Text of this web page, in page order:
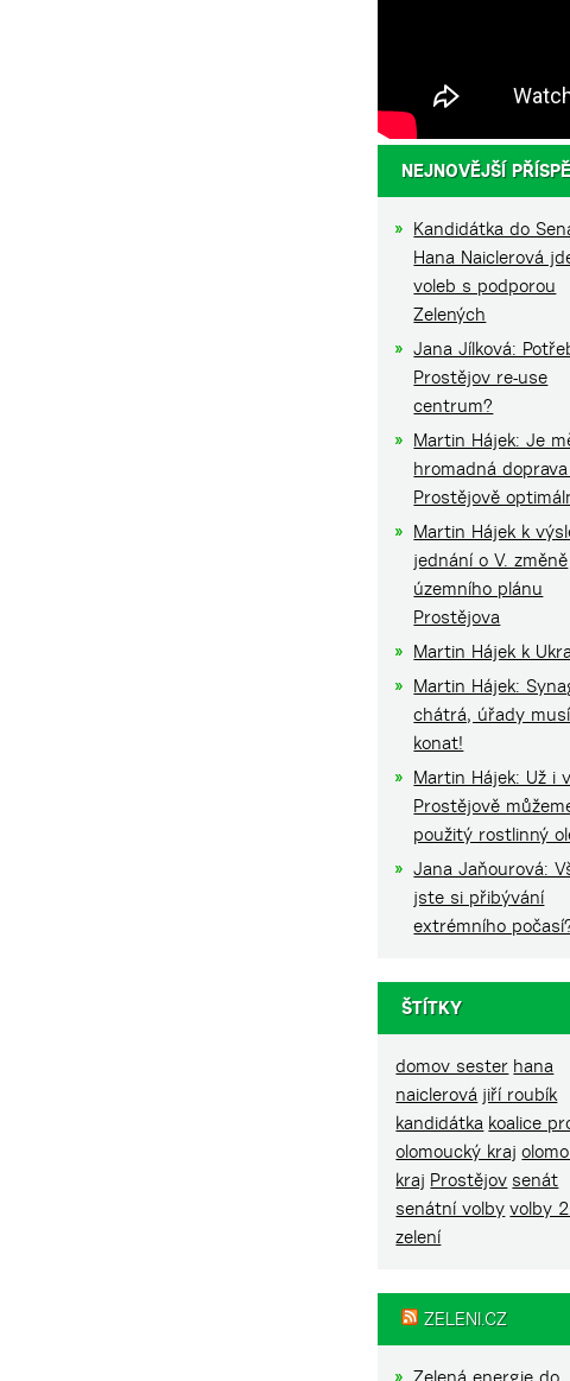
NEJNOVĚJŠÍ
Kandidátka do
Hana Naiclerová
voleb s podporou
Zelených
Jana Jílková:
Prostějov re-use
centrum?
Martin Hájek: Je
hromadná
Prostějově
Martin Hájek k
jednání o V. změně
územního plánu
Prostějova
Martin Hájek k
Martin Hájek:
chátrá, úřady musí
konat!
Martin Hájek: Už i v
Prostějově
použitý rostlinný
Jana Jaňourová:
jste si přibývání
extrémního
ŠTÍTKY
domov sester hana
naiclerová jiří roubík
kandidátka koalice
olomoucký kraj
kraj Prostějov senát
senátní volby volby
zelení
ZELENI.CZ